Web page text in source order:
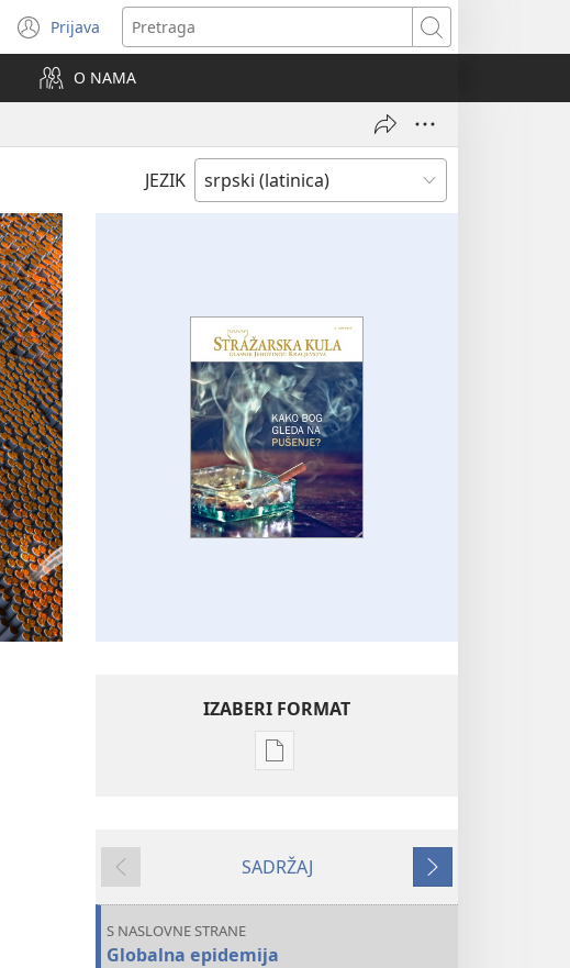
Prijava
(otvara
novi
prozor)
Pretraga
O NAMA
JEZIK
IZABERI FORMAT
Formati
publikacija
Kako
Prethodno
SADRŽAJ
Sledeće
S NASLOVNE STRANE
Globalna epidemija